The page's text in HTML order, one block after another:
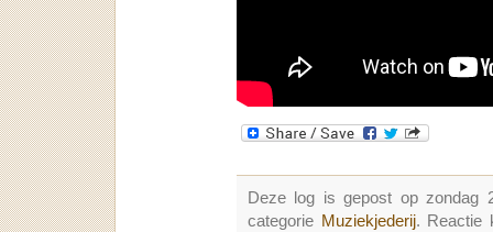
Deze log is gepost op zondag
categorie Muziekjederij. Reactie